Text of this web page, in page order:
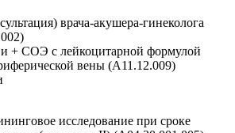
врача-акушера-гинеколога
+ СОЭ с лейкоцитарной формулой
вены (A11.12.009)
исследование при сроке